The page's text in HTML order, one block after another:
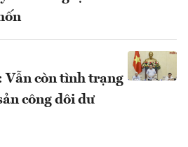
Vẫn còn tình trạng
công dôi dư